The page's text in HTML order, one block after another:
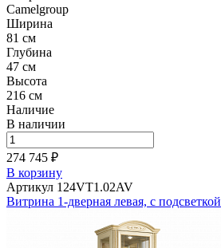
Camelgroup
Ширина
81 см
Глубина
47 см
Высота
216 см
Наличие
В наличии
274 745 ₽
В корзину
Артикул 124VT1.02AV
Витрина 1-дверная левая, с подсветкой